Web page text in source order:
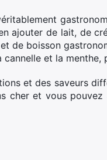
de lait, de
de boisson
et la menthe,
et des saveurs
cher et vous